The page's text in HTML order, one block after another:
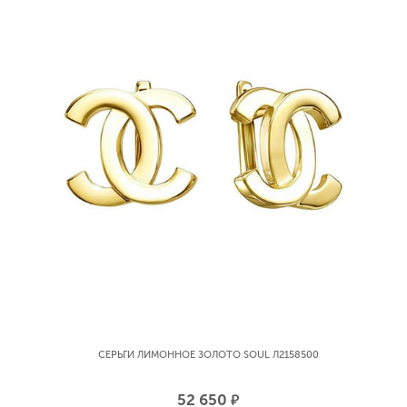
СЕРЬГИ ЛИМОННОЕ ЗОЛОТО SOUL Л2158500
52 650 р.